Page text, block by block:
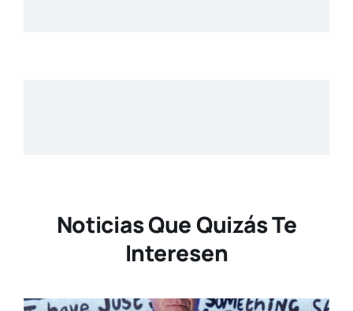
Noticias Que Quizás Te
Interesen